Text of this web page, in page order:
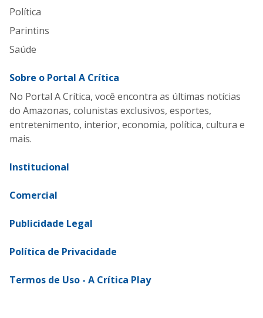
Política
Parintins
Saúde
Sobre o Portal A Crítica
No Portal A Crítica, você encontra as últimas notícias
do Amazonas, colunistas exclusivos, esportes,
entretenimento, interior, economia, política, cultura e
mais.
Institucional
Comercial
Publicidade Legal
Política de Privacidade
Termos de Uso - A Crítica Play